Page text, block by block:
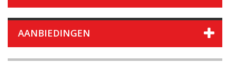
AANBIEDINGEN